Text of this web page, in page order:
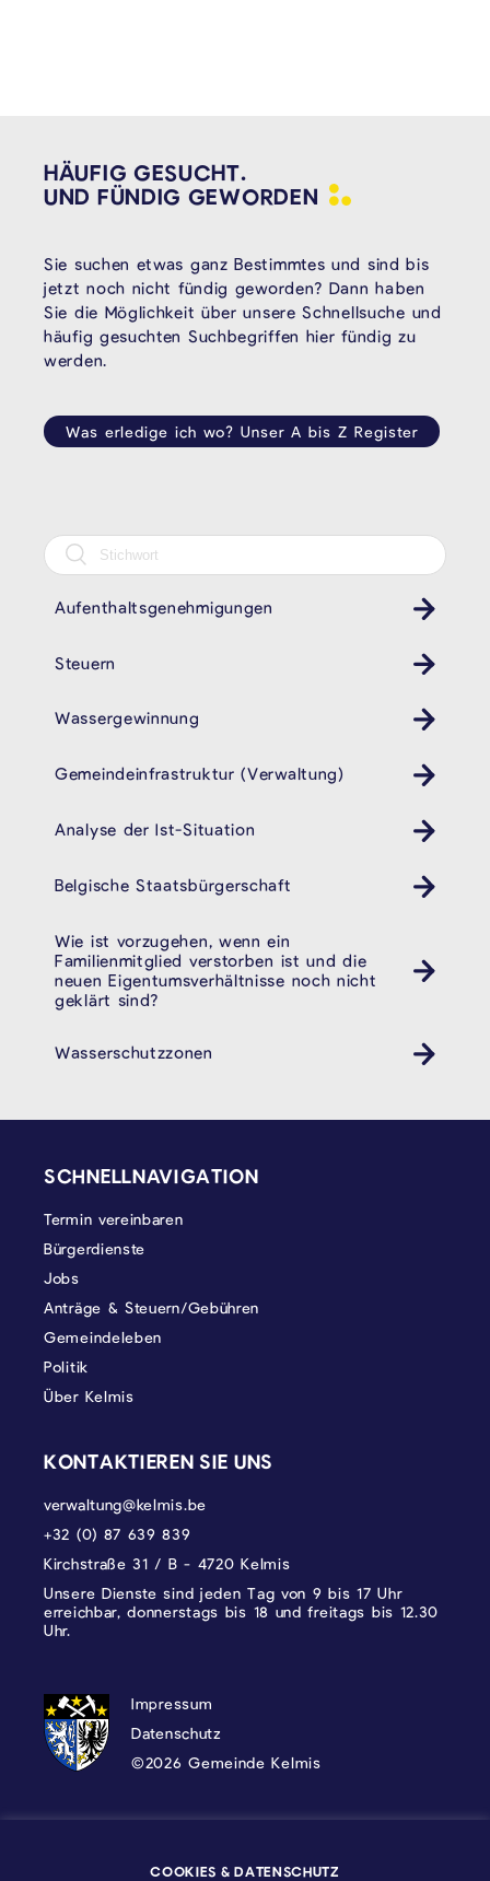
HÄUFIG GESUCHT.
UND FÜNDIG GEWORDEN
Sie suchen etwas ganz Bestimmtes und sind bis
jetzt noch nicht fündig geworden? Dann haben
Sie die Möglichkeit über unsere Schnellsuche und
häufig gesuchten Suchbegriffen hier fündig zu
werden.
Was erledige ich wo? Unser A bis Z Register
Aufenthaltsgenehmigungen
Steuern
Wassergewinnung
Gemeindeinfrastruktur (Verwaltung)
Analyse der Ist-Situation
Belgische Staatsbürgerschaft
Wie ist vorzugehen, wenn ein
Familienmitglied verstorben ist und die
neuen Eigentumsverhältnisse noch nicht
geklärt sind?
Wasserschutzzonen
SCHNELLNAVIGATION
Termin vereinbaren
Bürgerdienste
Jobs
Anträge & Steuern/Gebühren
Gemeindeleben
Politik
Über Kelmis
KONTAKTIEREN SIE UNS
verwaltung@kelmis.be
+32 (0) 87 639 839
Kirchstraße 31 / B - 4720 Kelmis
Unsere Dienste sind jeden Tag von 9 bis 17 Uhr
erreichbar, donnerstags bis 18 und freitags bis 12.30
Uhr.
DATENSCHUTZ, IMPRESSUM UND
Impressum
Datenschutz
©2026 Gemeinde Kelmis
COOKIES & DATENSCHUTZ